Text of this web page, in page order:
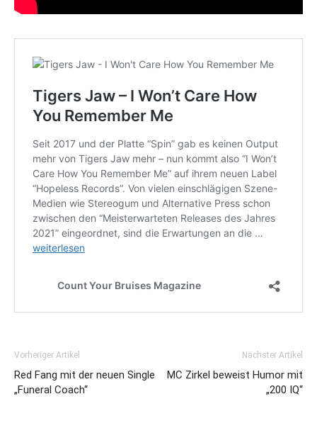
Vorheriger Artikel
Red Fang mit der neuen Single
„Funeral Coach“
Nächster Artikel
MC Zirkel beweist Humor mit
„200 IQ“